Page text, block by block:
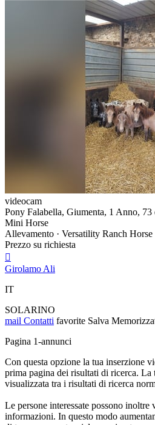
videocam
Pony Falabella, Giumenta, 1 Anno, 73
Mini Horse
Allevamento · Versatility Ranch Horse
Prezzo su richiesta

Girolamo Ali
IT
SOLARINO
mail Contatti favorite Salva
Pagina 1-annunci
Con questa opzione la tua inserzione
prima pagina dei risultati di ricerca. La
visualizzata tra i risultati di ricerca
Le persone interessate possono inoltre
informazioni. In questo modo